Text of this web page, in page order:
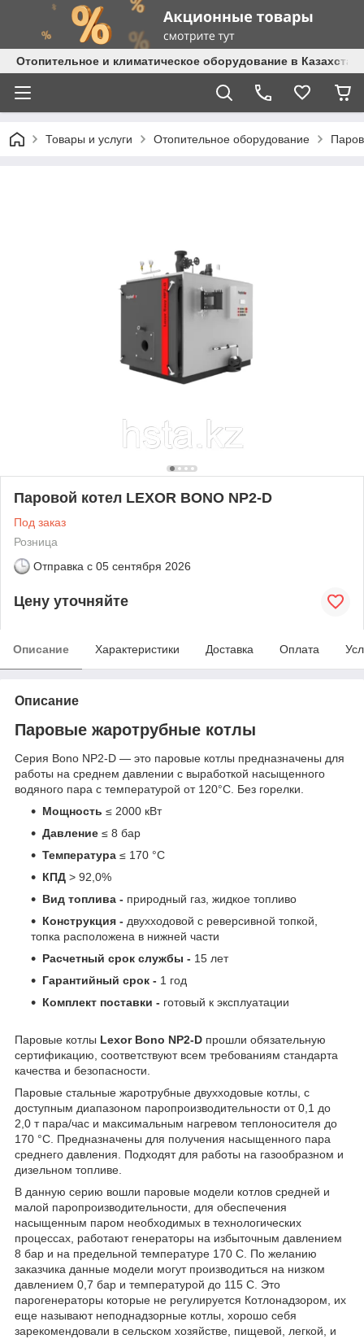
Отопительное и климатическое оборудование в
Товары и услуги Отопительное оборудование
Паровой котел LEXOR BONO NP2-D
Под заказ
Розница
Отправка с 05 сентября 2026
Цену уточняйте
Описание Характеристики Доставка Оплата
Описание
Паровые жаротрубные котлы
Серия Bono NP2-D — это паровые котлы предназначены для
работы на среднем давлении с выработкой насыщенного
водяного пара с температурой от 120°C. Без горелки.
Мощность ≤ 2000 кВт
Давление ≤ 8 бар
Температура ≤ 170 °C
КПД > 92,0%
Вид топлива - природный газ, жидкое топливо
Конструкция - двухходовой с реверсивной топкой,
топка расположена в нижней части
Расчетный срок службы - 15 лет
Гарантийный срок - 1 год
Комплект поставки - готовый к эксплуатации
Паровые котлы Lexor Bono NP2-D прошли обязательную
сертификацию, соответствуют всем требованиям стандарта
качества и безопасности.
Паровые стальные жаротрубные двухходовые котлы, с
доступным диапазоном паропроизводительности от 0,1 до
2,0 т пара/час и максимальным нагревом теплоносителя до
170 °C. Предназначены для получения насыщенного пара
среднего давления. Подходят для работы на газообразном и
дизельном топливе.
В данную серию вошли паровые модели котлов средней и
малой паропроизводительности, для обеспечения
насыщенным паром необходимых в технологических
процессах, работают генераторы на избыточным давлением
8 бар и на предельной температуре 170 C. По желанию
заказчика данные модели могут производиться на низком
давлением 0,7 бар и температурой до 115 С. Это
парогенераторы которые не регулируется Котлонадзором, их
еще называют неподнадзорные котлы, хорошо себя
зарекомендовали в сельском хозяйстве, пищевой, легкой, и